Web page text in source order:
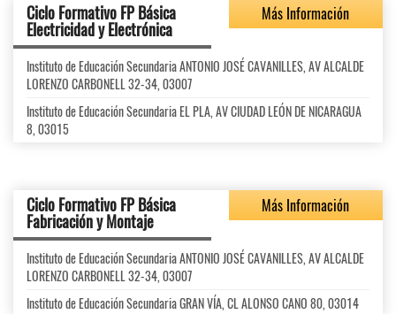
Ciclo Formativo FP Básica
Electricidad y Electrónica
Más Información
Instituto de Educación Secundaria ANTONIO JOSÉ CAVANILLES, AV ALCALDE
LORENZO CARBONELL 32-34, 03007
Instituto de Educación Secundaria EL PLA, AV CIUDAD LEÓN DE NICARAGUA
8, 03015
Ciclo Formativo FP Básica
Fabricación y Montaje
Más Información
Instituto de Educación Secundaria ANTONIO JOSÉ CAVANILLES, AV ALCALDE
LORENZO CARBONELL 32-34, 03007
Instituto de Educación Secundaria GRAN VÍA, CL ALONSO CANO 80, 03014